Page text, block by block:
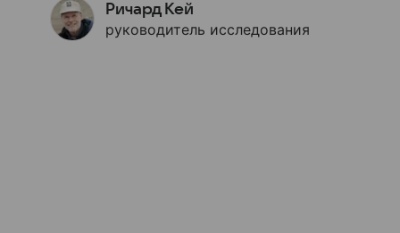
Ричард Кей
руководитель исследования